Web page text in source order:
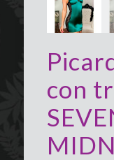
con